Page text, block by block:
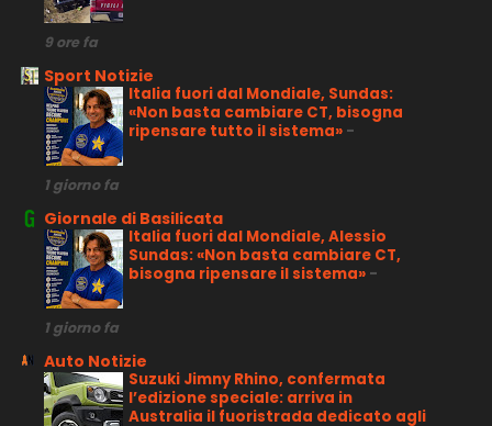
9 ore fa
Sport Notizie
Italia fuori dal Mondiale, Sundas:
«Non basta cambiare CT, bisogna
ripensare tutto il sistema» -
1 giorno fa
Giornale di Basilicata
Italia fuori dal Mondiale, Alessio
Sundas: «Non basta cambiare CT,
bisogna ripensare il sistema» -
1 giorno fa
Auto Notizie
Suzuki Jimny Rhino, confermata
l’edizione speciale: arriva in
Australia il fuoristrada dedicato agli